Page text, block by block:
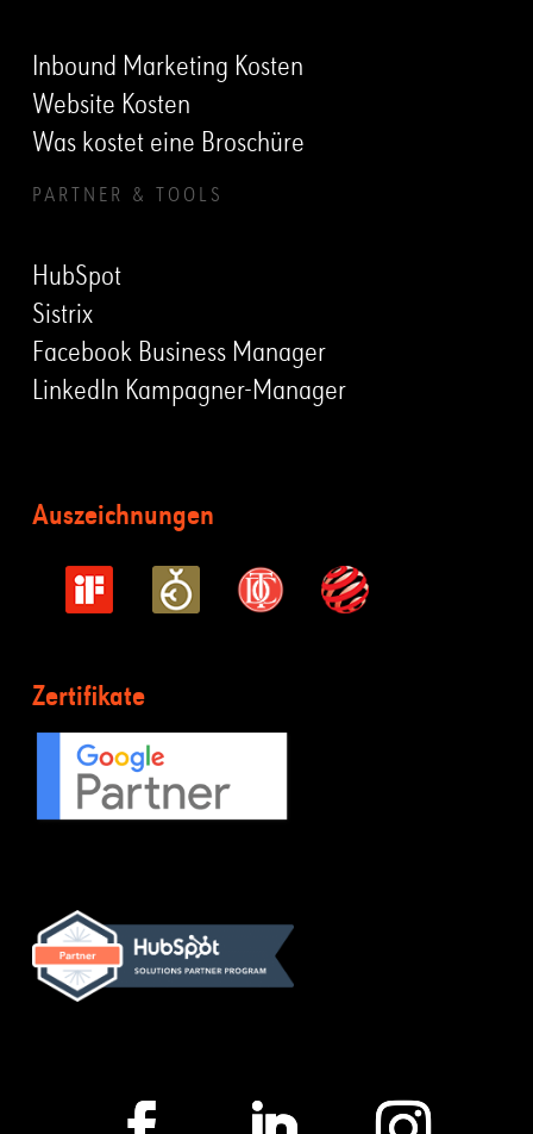
Inbound Marketing Kosten
Website Kosten
Was kostet eine Broschüre
PARTNER & TOOLS
HubSpot
Sistrix
Facebook Business Manager
LinkedIn Kampagner-Manager
Auszeichnungen
Zertifikate